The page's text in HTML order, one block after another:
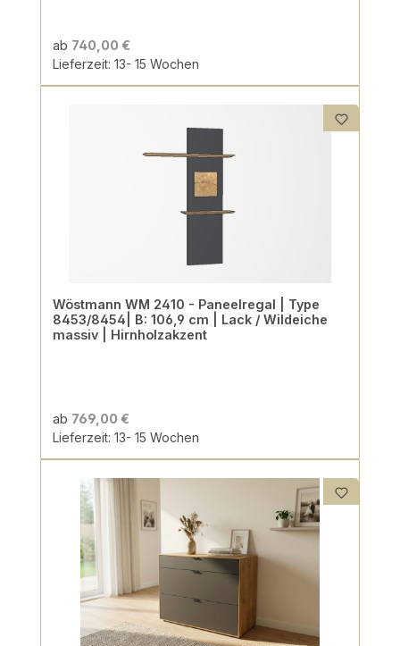
ab 740,00 €
Lieferzeit: 13- 15 Wochen
Wöstmann WM 2410 - Paneelregal | Type
8453/8454| B: 106,9 cm | Lack / Wildeiche
massiv | Hirnholzakzent
ab 769,00 €
Lieferzeit: 13- 15 Wochen